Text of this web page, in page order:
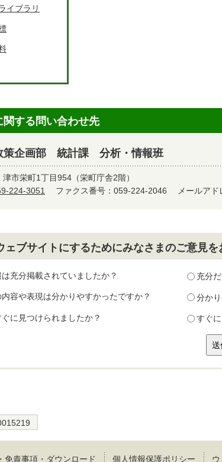
イブラリ
関する問い合わせ先
企画部 統計課 分析・情報班
津市栄町1丁目954（栄町庁舎2階）
224-3051 ファクス番号：059-224-2046 メールアド
ェブサイトにするためにみなさまのご意見
充分掲載されていましたか？ 充分
容や表現は分かりやすかったですか？ 分か
に見つけられましたか？ すぐ
免責事項・ダウンロード 個人情報保護ポリシー